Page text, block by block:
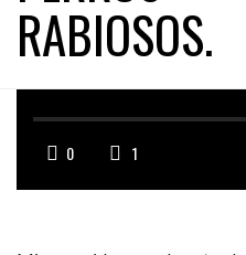
RABIOSOS.
0 1